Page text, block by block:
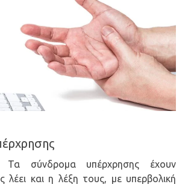
Τα σύνδρομα υπέρχρησης έχουν
λέει και η λέξη τους, με υπερβολική